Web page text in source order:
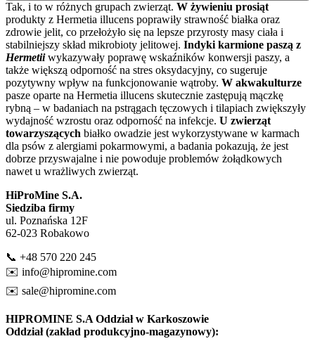
Tak, i to w różnych grupach zwierząt. W żywieniu prosiąt
produkty z Hermetia illucens poprawiły strawność białka oraz
zdrowie jelit, co przełożyło się na lepsze przyrosty masy ciała i
stabilniejszy skład mikrobioty jelitowej. Indyki karmione paszą z
Hermetiiwykazywały poprawę wskaźników konwersji paszy, a
także większą odporność na stres oksydacyjny, co sugeruje
pozytywny wpływ na funkcjonowanie wątroby. W akwakulturze
pasze oparte na Hermetia illucens skutecznie zastępują mączkę
rybną – w badaniach na pstrągach tęczowych i tilapiach zwiększyły
wydajność wzrostu oraz odporność na infekcje. U zwierząt
towarzyszących białko owadzie jest wykorzystywane w karmach
dla psów z alergiami pokarmowymi, a badania pokazują, że jest
dobrze przyswajalne i nie powoduje problemów żołądkowych
nawet u wrażliwych zwierząt.
HiProMine S.A.
Siedziba firmy
ul. Poznańska 12F
62-023 Robakowo
📞 +48 570 220 245
✉️ info@hipromine.com
✉️ sale@hipromine.com
HIPROMINE S.A Oddział w Karkoszowie
Oddział (zakład produkcyjno-magazynowy):